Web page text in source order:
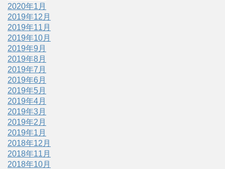
2020年1月
2019年12月
2019年11月
2019年10月
2019年9月
2019年8月
2019年7月
2019年6月
2019年5月
2019年4月
2019年3月
2019年2月
2019年1月
2018年12月
2018年11月
2018年10月